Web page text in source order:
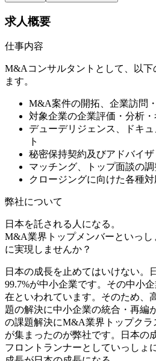
求人概要
仕事内容
M&Aコンサルタントとして、以下
ます。
M&A案件の開拓、企業訪問
対象企業の企業評価・分析・
デューデリジェンス、ドキ
ト
秘密保持契約及びアドバイ
マッチング、トップ面談の調
クロージングに向けた各種対
弊社について
日本を託される人になる。
M&A業界トップメンバーといっ
に実現しませんか？
日本の成長を止めてはいけない。
99.7%が中小企業です。その中小
在といわれています。そのため、
題の解決に中小企業の統合・再編
の課題解決にM&A業界トップクラ
が集まったのが弊社です。日本の
フロントランナーとしていっしょ